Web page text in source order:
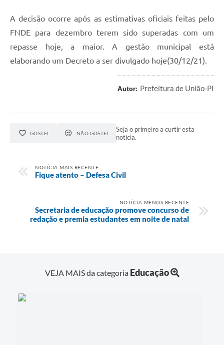
A decisão ocorre após as estimativas oficiais feitas pelo
FNDE para dezembro terem sido superadas com um
repasse hoje, a maior. A gestão municipal está
elaborando um Decreto a ser divulgado hoje(30/12/21).
Autor: Prefeitura de União-PI
GOSTEI NÃO GOSTEI
Seja o primeiro a curtir esta
notícia.
NOTÍCIA MAIS RECENTE
Fique atento – Defesa Civil
NOTÍCIA MENOS RECENTE
Secretaria de educação promove concurso de
redação e premia estudantes em noite de natal
VEJA MAIS da categoria Educação